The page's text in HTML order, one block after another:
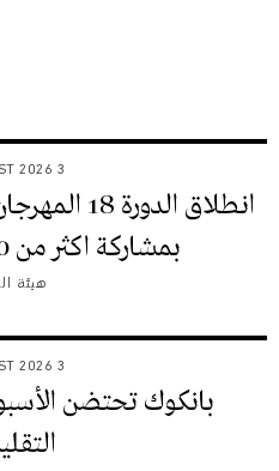
3 AUGUST 2026
انطلاق
بمشاركة اكثر من 300 طفلة وطفل
هيئة
3 AUGUST 2026
بانكوك تحتضن